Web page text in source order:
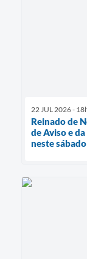
22 JUL 2026 -
Reinado de
de Aviso e
neste